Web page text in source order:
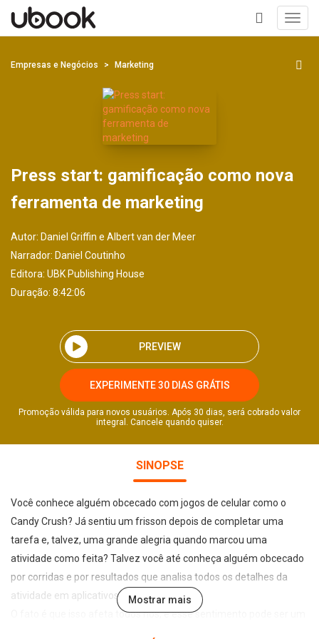
+
Empresas e Negócios Marketing
Press start: gamificação como nova
ferramenta de marketing
Autor: Daniel Griffin e Albert van der Meer
Narrador: Daniel Coutinho
Editora: UBK Publishing House
Duração: 8:42:06
PREVIEW
EXPERIMENTE 30 DIAS GRÁTIS
Promoção válida para novos usuários. Após 30 dias, será cobrado valor
integral. Cancele quando quiser.
SINOPSE
Você conhece alguém obcecado com jogos de celular como o
Candy Crush? Já sentiu um frisson depois de completar uma
tarefa e, talvez, uma grande alegria quando marcou uma
atividade como feita? Talvez você até conheça alguém obcecado
por corridas e por resultados que analisa todos os detalhes da
atividade em aplicativos de fitness?
O fato é que isso afeta todos nós, e esse sentimento pode ser um
Mostrar mais